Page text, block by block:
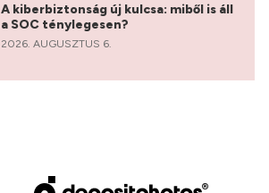
A kiberbiztonság új kulcsa: miből is áll
a SOC ténylegesen?
2026. AUGUSZTUS 6.